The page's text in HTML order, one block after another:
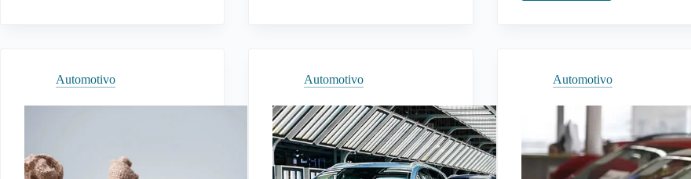
em
Eles
Sobre
o
Mercado
Automotivo
Atual
a
Está
Transformando
os
Veículos
Automotivo Automotivo Automotivo